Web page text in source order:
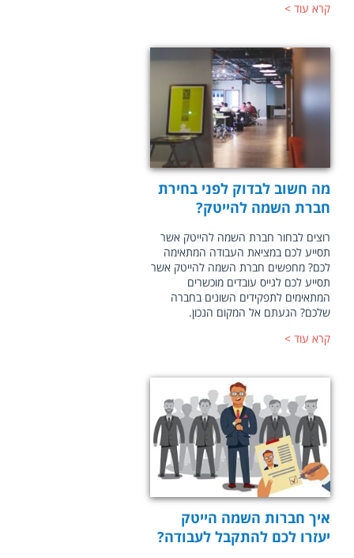
קרא עוד
מה חשוב לבדוק לפני בחירת
חברת השמה להייטק?
רוצים לבחור חברת השמה להייטק אשר
תסייע לכם במציאת העבודה המתאימה
לכם? מחפשים חברת השמה להייטק אשר
תסייע לכם לגייס עובדים מוכשרים
המתאימים לתפקידים השונים בחברה
שלכם? הגעתם אל המקום הנכון.
קרא עוד
איך חברות השמה הייטק
יעזרו לכם להתקבל לעבודה?